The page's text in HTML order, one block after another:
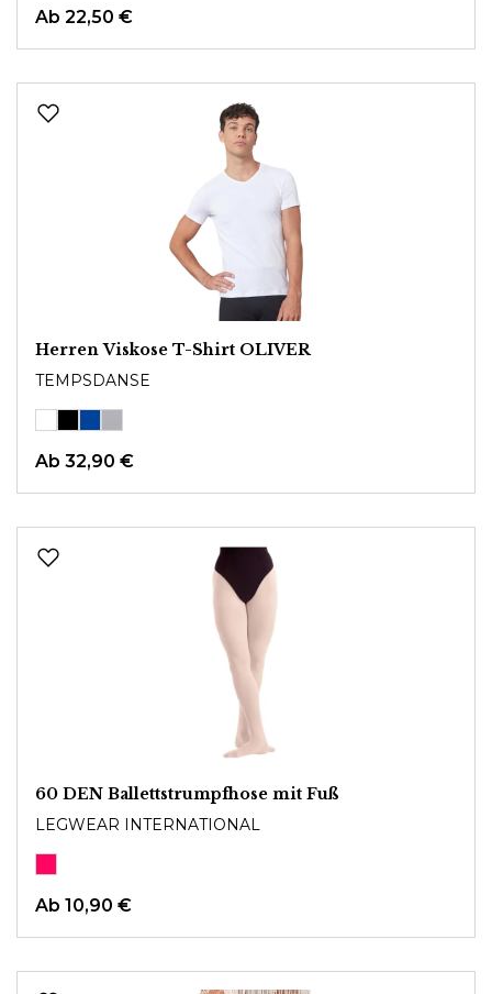
Ab 22,50 €
Herren Viskose T-Shirt OLIVER
TEMPSDANSE
Ab 32,90 €
60 DEN Ballettstrumpfhose mit Fuß
LEGWEAR INTERNATIONAL
Ab 10,90 €